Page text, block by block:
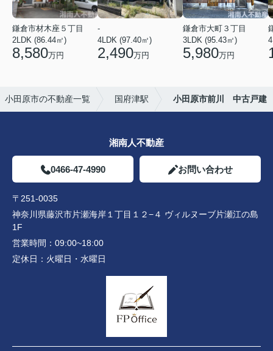
鎌倉市材木座５丁目
2LDK (86.44㎡)
8,580万円
-
4LDK (97.40㎡)
2,490万円
鎌倉市大町３丁目
3LDK (95.43㎡)
5,980万円
小田原市の不動産一覧 国府津駅 小田原市前川 中古戸建
湘南人不動産
0466-47-4990 お問い合わせ
〒251-0035
神奈川県藤沢市片瀬海岸１丁目１２−４ ヴィルヌーブ片瀬江の島
1F
営業時間： 09:00~18:00
定休日： 火曜日・水曜日